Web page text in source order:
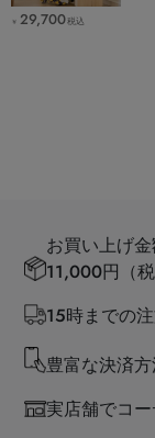
￥ 29,700税込
お買い上げ
11,000円（
15時までの
豊富な決済
実店舗でコ